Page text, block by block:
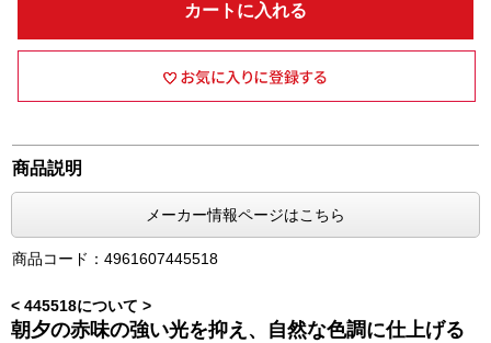
カートに入れる
商品説明
メーカー情報ページはこちら
商品コード：4961607445518
< 445518について >
朝夕の赤味の強い光を抑え、自然な色調に仕上げる